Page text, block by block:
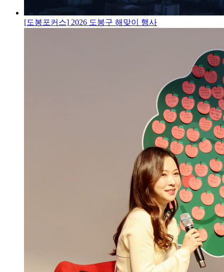
[도봉포커스] 2026 도봉구 해맞이 행사